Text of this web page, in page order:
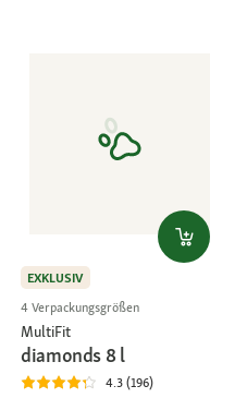
EXKLUSIV
4 Verpackungsgrößen
MultiFit
diamonds 8 l
4.3 (196)